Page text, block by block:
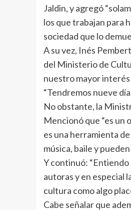
Jaldin, y agregó
los que trabajan para
sociedad que lo
A su vez, Inés
del Ministerio de
nuestro mayor interés
“Tendremos nueve
No obstante, la
Mencionó que “es un
es una herramienta
música, baile y
Y continuó:
autoras y en especial
cultura como algo
Cabe señalar que